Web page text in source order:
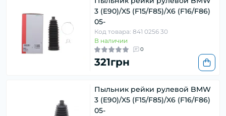
3 (E90)/X5 (F15/F85)/X6 (F16/F86)
05-
Код товара: 841 0256 30
В наличии
0
321грн
Пыльник рейки рулевой BMW
3 (E90)/X5 (F15/F85)/X6 (F16/F86)
05-